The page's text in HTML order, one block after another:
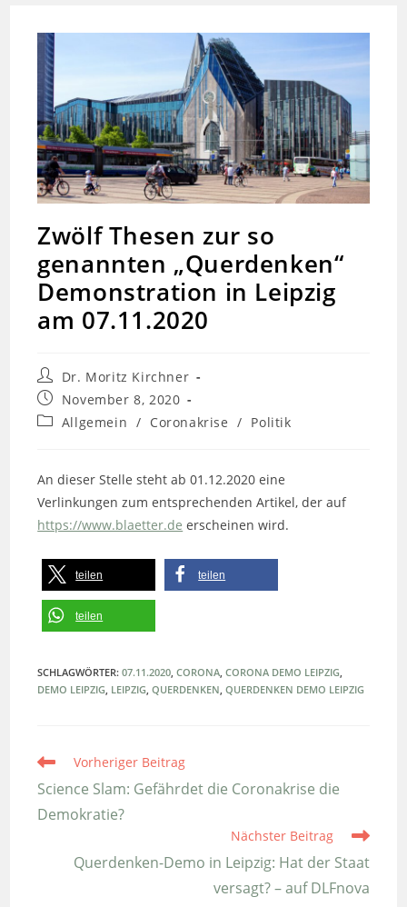
Zwölf Thesen zur so
genannten „Querdenken“
Demonstration in Leipzig
am 07.11.2020
Beitrags-
Autor:
Dr. Moritz Kirchner
Beitrag
veröffentlicht:
November 8, 2020
Beitrags-
Allgemein / Coronakrise / Politik
An dieser Stelle steht ab 01.12.2020 eine
Verlinkungen zum entsprechenden Artikel, der auf
https://www.blaetter.de erscheinen wird.
teilen teilen
teilen
SCHLAGWÖRTER:07.11.2020, CORONA, CORONA DEMO LEIPZIG,
DEMO LEIPZIG, LEIPZIG, QUERDENKEN, QUERDENKEN DEMO LEIPZIG
Weitere
Artikel
ansehen
Vorheriger Beitrag
Science Slam: Gefährdet die Coronakrise die
Demokratie?
Nächster Beitrag
Querdenken-Demo in Leipzig: Hat der Staat
versagt? – auf DLFnova